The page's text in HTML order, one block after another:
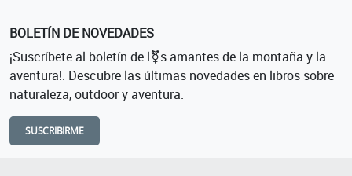
BOLETÍN DE NOVEDADES
¡Suscríbete al boletín de l⚧s amantes de la montaña y la
aventura!. Descubre las últimas novedades en libros sobre
naturaleza, outdoor y aventura.
SUSCRIBIRME